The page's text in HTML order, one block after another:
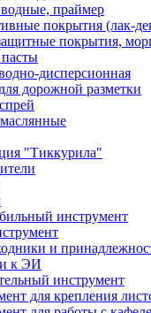
праймер
покрытия (лак-
покрытия,
дисперсионная
дорожной разметки
"Тиккурила"
инструмент
и
к ЭИ
инструмент
для крепления